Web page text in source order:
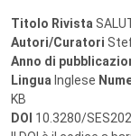
Titolo Rivista
Autori/Curatori
Anno di
Lingua Inglese
KB
DOI 10.3280/